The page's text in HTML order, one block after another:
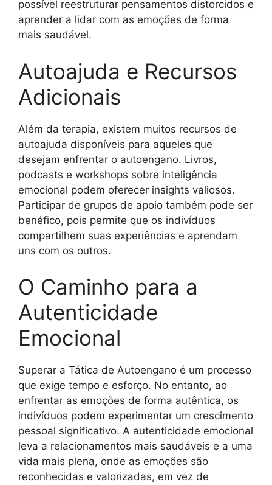
possível reestruturar pensamentos distorcidos e
aprender a lidar com as emoções de forma
mais saudável.
Autoajuda e Recursos
Adicionais
Além da terapia, existem muitos recursos de
autoajuda disponíveis para aqueles que
desejam enfrentar o autoengano. Livros,
podcasts e workshops sobre inteligência
emocional podem oferecer insights valiosos.
Participar de grupos de apoio também pode ser
benéfico, pois permite que os indivíduos
compartilhem suas experiências e aprendam
uns com os outros.
O Caminho para a
Autenticidade
Emocional
Superar a Tática de Autoengano é um processo
que exige tempo e esforço. No entanto, ao
enfrentar as emoções de forma autêntica, os
indivíduos podem experimentar um crescimento
pessoal significativo. A autenticidade emocional
leva a relacionamentos mais saudáveis e a uma
vida mais plena, onde as emoções são
reconhecidas e valorizadas, em vez de